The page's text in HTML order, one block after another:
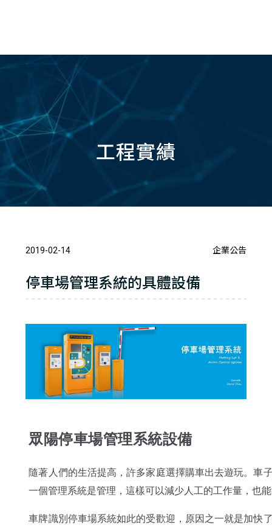
工程實績
2019-02-14 企業公告
停車場管理系統的具體設備
眾陽停車場管理系統設備
隨著人們的生活提高，許多家庭選擇購車出去遊玩。車
一個管理系統是管理，這樣可以減少人工的工作量，也
車牌識別停車場系統如此的受歡迎，原因之一就是加快